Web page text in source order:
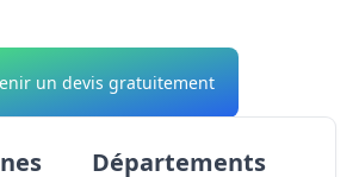
un devis gratuitement
Départements